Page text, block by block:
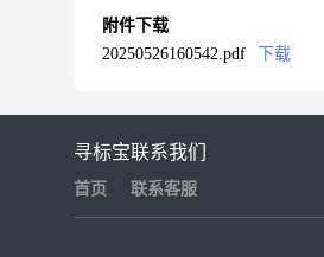
附件下载
20250526160542.pdf
下载
寻标宝
首页
联系我们
联系客服